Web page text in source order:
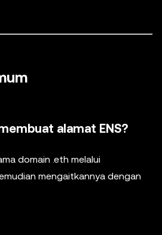
alamat ENS?
domain .eth melalui
mengaitkannya dengan